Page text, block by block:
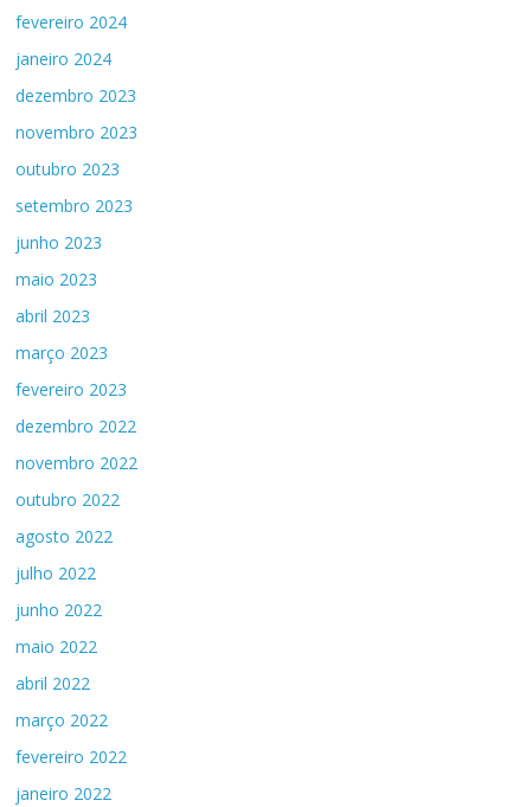
fevereiro 2024
janeiro 2024
dezembro 2023
novembro 2023
outubro 2023
setembro 2023
junho 2023
maio 2023
abril 2023
março 2023
fevereiro 2023
dezembro 2022
novembro 2022
outubro 2022
agosto 2022
julho 2022
junho 2022
maio 2022
abril 2022
março 2022
fevereiro 2022
janeiro 2022